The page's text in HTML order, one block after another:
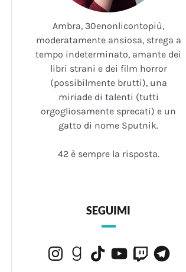
Ambra, 30enonlicontopiù,
moderatamente ansiosa, strega a
tempo indeterminato, amante dei
libri strani e dei film horror
(possibilmente brutti), una
miriade di talenti (tutti
orgogliosamente sprecati) e un
gatto di nome Sputnik.
42 è sempre la risposta.
SEGUIMI
InstagramGoodreads
TikTokYouTubeTwitchTelegram